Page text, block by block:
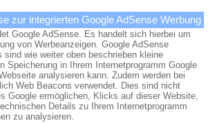
zur integrierten Google AdSense Werbung
Google AdSense. Es handelt sich hierbei um
von Werbeanzeigen. Google AdSense
sind wie weiter oben beschrieben kleine
Speicherung in Ihrem Internetprogramm Google
analysieren kann. Zudem werden bei
Web Beacons verwendet. Dies sind nicht
Google ermöglichen, Klicks auf dieser Website,
Details zu Ihrem Internetprogramm
zu analysieren.